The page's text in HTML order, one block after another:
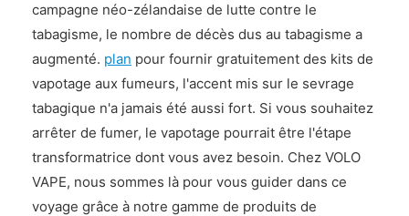
campagne néo-zélandaise de lutte contre le
tabagisme, le nombre de décès dus au tabagisme a
augmenté. plan pour fournir gratuitement des kits de
vapotage aux fumeurs, l'accent mis sur le sevrage
tabagique n'a jamais été aussi fort. Si vous souhaitez
arrêter de fumer, le vapotage pourrait être l'étape
transformatrice dont vous avez besoin. Chez VOLO
VAPE, nous sommes là pour vous guider dans ce
voyage grâce à notre gamme de produits de